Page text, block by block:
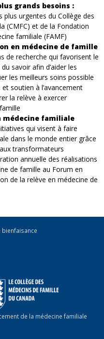
grands besoins :
plus urgentes du Collège des
(CMFC) et de la Fondation
familiale (FAMF)
en médecine de famille
de recherche qui favorisent le
savoir afin d’aider les
les meilleurs soins possible
soutien à l’avancement
la relève à exercer
médecine familiale
qui visent à faire
dans le monde entier grâce
transformateurs
annuelle des réalisations
de famille au Forum en
de la relève en médecine de
bienfaisance
de la médecine familiale